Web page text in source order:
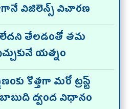
విజిలెన్స్ విచారణ
తేలడంతో తమ
యత్నం
కొత్తగా మరో ట్రస్ట్‌
ద్వంద విధానం